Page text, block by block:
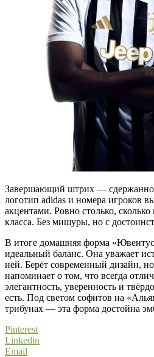
Завершающий штрих —
логотип adidas и номера игроков
акцентами. Ровно столько,
класса. Без мишуры, но с
В итоге домашняя форма
идеальный баланс. Она уважает
ней. Берёт современный дизайн,
напоминает о том, что всегда
элегантность, уверенность и
есть. Под светом софитов на
трибунах — эта форма достойна
Pinterest
Linkedin
Email